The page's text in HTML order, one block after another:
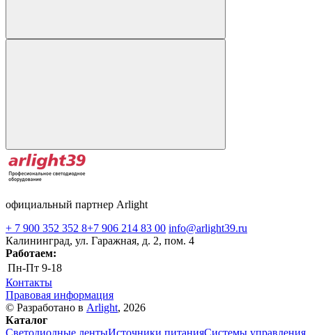
официальный партнер Arlight
+ 7 900 352 352 8+7 906 214 83 00 info@arlight39.ru
Калининград, ул. Гаражная, д. 2, пом. 4
Работаем:
Пн-Пт 9-18
Контакты
Правовая информация
© Разработано в Arlight, 2026
Каталог